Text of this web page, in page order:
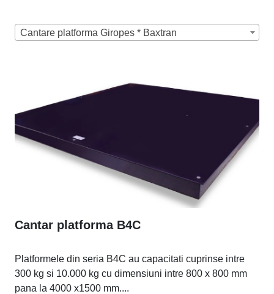
Cantare platforma Giropes * Baxtran
Cantar platforma B4C
Platformele din seria B4C au capacitati cuprinse intre
300 kg si 10.000 kg cu dimensiuni intre 800 x 800 mm
pana la 4000 x1500 mm....